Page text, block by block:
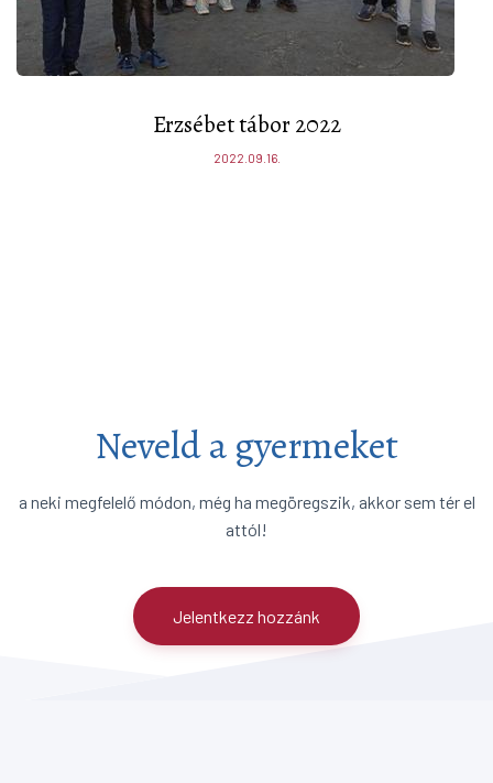
Erzsébet tábor 2022
2022.09.16.
Neveld a gyermeket
a neki megfelelő módon, még ha megöregszik, akkor sem tér el
attól!
Jelentkezz hozzánk